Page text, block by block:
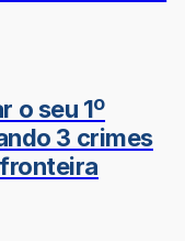
o seu 1º
3 crimes